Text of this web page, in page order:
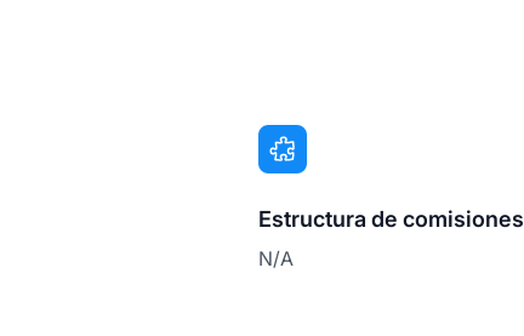
Estructura de comisiones
N/A